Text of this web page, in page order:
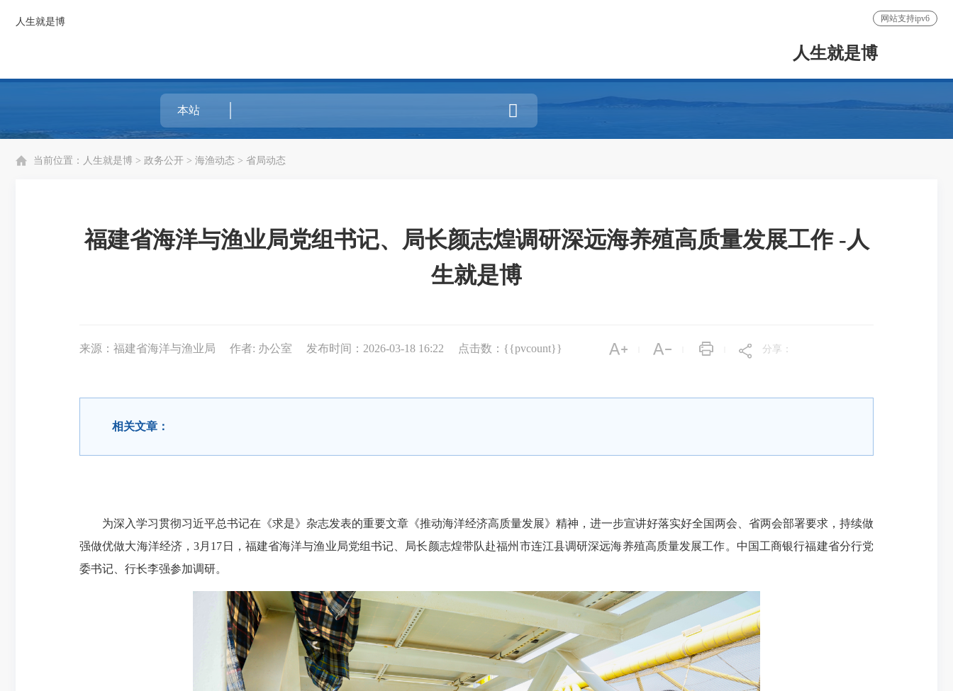
人生就是博 网站支持ipv6
人生就是博

当前位置： 人生就是博 > 政务公开 > 海渔动态 > 省局动态
福建省海洋与渔业局党组书记、局长颜志煌调研深远海养殖高质量发展工作 -人
生就是博
来源：福建省海洋与渔业局 作者: 办公室 发布时间：2026-03-18 16:22 点击数：{{pvcount}} 分享：
相关文章：
为深入学习贯彻习近平总书记在《求是》杂志发表的重要文章《推动海洋经济高质量发展》精神，进一步宣讲好落实好全国两会、省两会部署要求，持续做
强做优做大海洋经济，3月17日，福建省海洋与渔业局党组书记、局长颜志煌带队赴福州市连江县调研深远海养殖高质量发展工作。中国工商银行福建省分行党
委书记、行长李强参加调研。